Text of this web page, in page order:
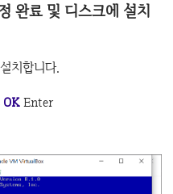
완료 및 디스크에 설치
치합니다.
OKEnter